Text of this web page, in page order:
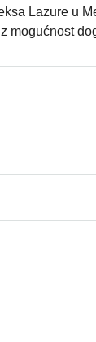
Lazure u
mogućnost